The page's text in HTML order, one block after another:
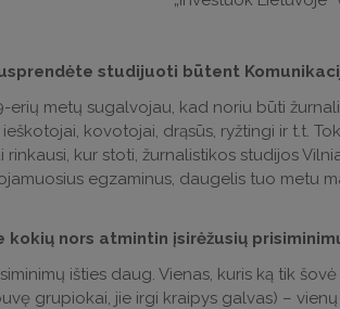
studijuoti būtent
erių metų sugalvojau, kad noriu būti
kovotojai, drąsūs, ryžtingi ir t.t.
rinkausi, kur stoti, žurnalistikos studijos
egzaminus, daugelis tuo metu
kokių nors atmintin įsirėžusių
išties daug. Vienas, kuris ką tik
grupiokai, jie irgi kraipys galvas) –